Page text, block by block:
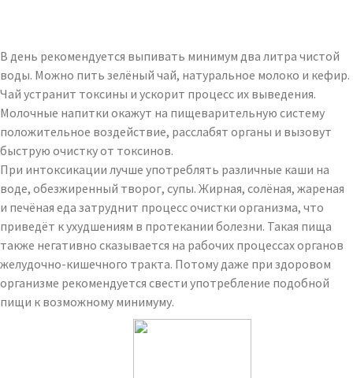
В день рекомендуется выпивать минимум два литра чистой
воды. Можно пить зелёный чай, натуральное молоко и кефир.
Чай устранит токсины и ускорит процесс их выведения.
Молочные напитки окажут на пищеварительную систему
положительное воздействие, расслабят органы и вызовут
быструю очистку от токсинов.
При интоксикации лучше употреблять различные каши на
воде, обезжиренный творог, супы. Жирная, солёная, жареная
и печёная еда затруднит процесс очистки организма, что
приведёт к ухудшениям в протекании болезни. Такая пища
также негативно сказывается на рабочих процессах органов
желудочно-кишечного тракта. Потому даже при здоровом
организме рекомендуется свести употребление подобной
пищи к возможному минимуму.